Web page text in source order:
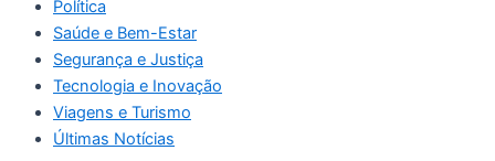
Política
Saúde e Bem-Estar
Segurança e Justiça
Tecnologia e Inovação
Viagens e Turismo
Últimas Notícias